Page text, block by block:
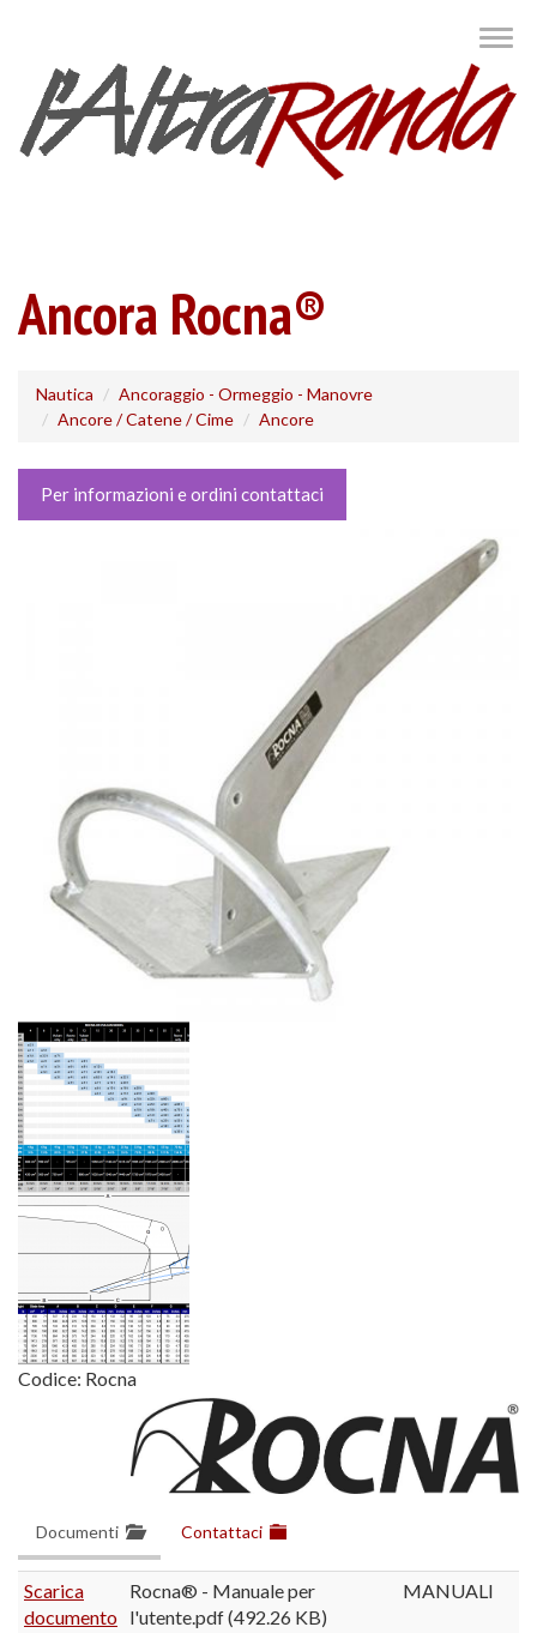
contenuto
principale
Ancora Rocna®
Nautica
Ancoraggio - Ormeggio - Manovre
Ancore / Catene / Cime
Ancore
Per informazioni e ordini contattaci
Codice: Rocna
Documenti Contattaci
Scarica
documento
Rocna® - Manuale per
l'utente.pdf (492.26 KB)
MANUALI